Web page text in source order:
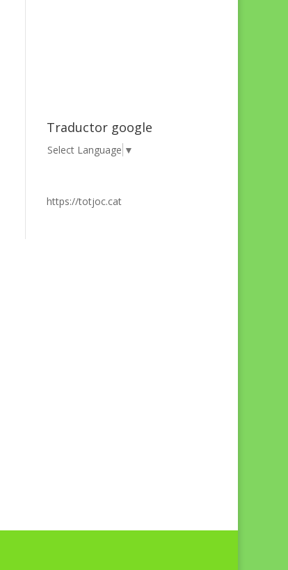
Traductor google
Select Language ▼
https://totjoc.cat